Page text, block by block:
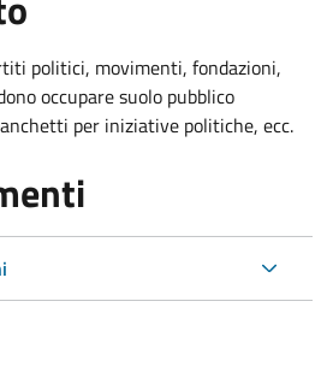
politici, movimenti, fondazioni,
occupare suolo pubblico
per iniziative politiche, ecc.